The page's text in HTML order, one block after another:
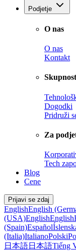
Podjetje
O nas
O nas
Kontakt
Skupnost
Dogodki
Pridruži
Za
Tech
Blog
Cene
Prijavi se zdaj
EnglishEnglish
(USA)EnglishEnglish
(Spain)Español
(Italia)ItalianoPolski
日本語日本語Tiếng